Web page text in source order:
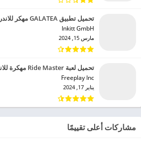
تحميل تطبيق GALATEA مهكر للاندرويد 2024
Inkitt GmbH‏
مارس 15, 2024
تحميل لعبة Ride Master مهكرة للاندرويد 2024
Freeplay Inc‏
يناير 17, 2024
مشاركات أعلى تقييمًا